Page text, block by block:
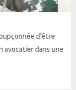
d'être
avocatier dans une